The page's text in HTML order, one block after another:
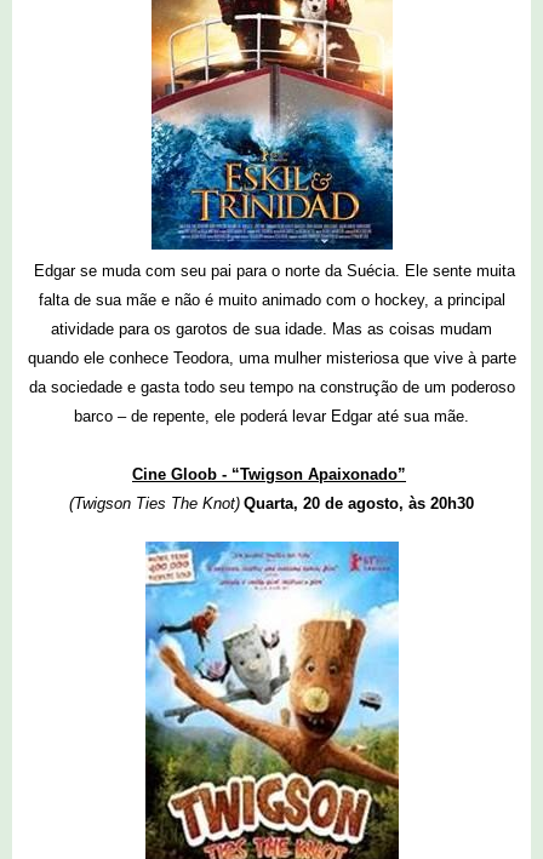
Edgar se muda com seu pai para o norte da Suécia. Ele sente muita
falta de sua mãe e não é muito animado com o hockey, a principal
atividade para os garotos de sua idade. Mas as coisas mudam
quando ele conhece Teodora, uma mulher misteriosa que vive à parte
da sociedade e gasta todo seu tempo na construção de um poderoso
barco – de repente, ele poderá levar Edgar até sua mãe.
Cine Gloob - “Twigson Apaixonado”
(Twigson Ties The Knot) Quarta, 20 de agosto, às 20h30